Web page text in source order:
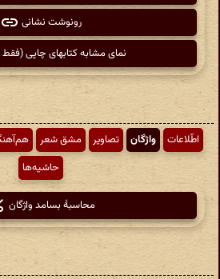
رونوشت نشانی
نمای مشابه کتابهای چاپی (فقط
اطّلاعات واژگان تصاویر مشق شعر
حاشیه‌ها
محاسبهٔ بسامد واژگان